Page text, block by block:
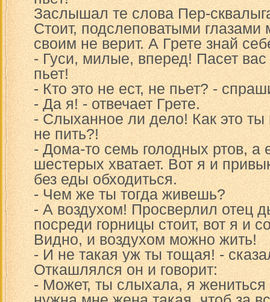
Заслышал те слова Пер-
Стоит, подслеповатыми глазами
своим не верит. А Грете знай
- Гуси, милые, вперед! Пасет вас
пьет!
- Кто это не ест, не пьет? -
- Да я! - отвечает Грете.
- Слыханное ли дело! Как это
не пить?!
- Дома-то семь голодных ртов, а
шестерых хватает. Вот я и
без еды обходиться.
- Чем же ты тогда живешь?
- А воздухом! Просверлил отец
посреди горницы стоит, вот я и
Видно, и воздухом можно жить!
- И не такая уж ты тощая! -
Откашлялся он и говорит:
- Может, ты слыхала, я